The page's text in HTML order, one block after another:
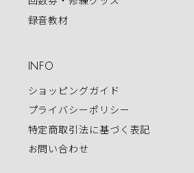
録音教材
INFO
ショッピングガイド
プライバシーポリシー
特定商取引法に基づく表記
お問い合わせ